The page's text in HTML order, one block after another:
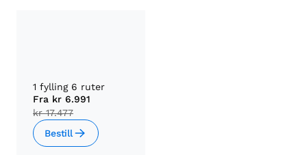
1 fylling 6 ruter
Fra kr 6.991
kr 17.477
Bestill